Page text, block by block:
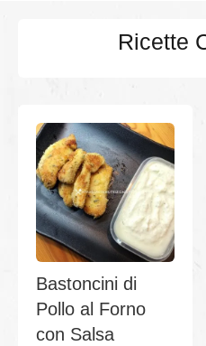
Ricette
Bastoncini di
Pollo al Forno
con Salsa